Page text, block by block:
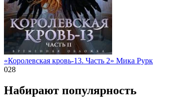
«Королевская кровь-13. Часть 2» Мика Рурк
028
Набирают популярность